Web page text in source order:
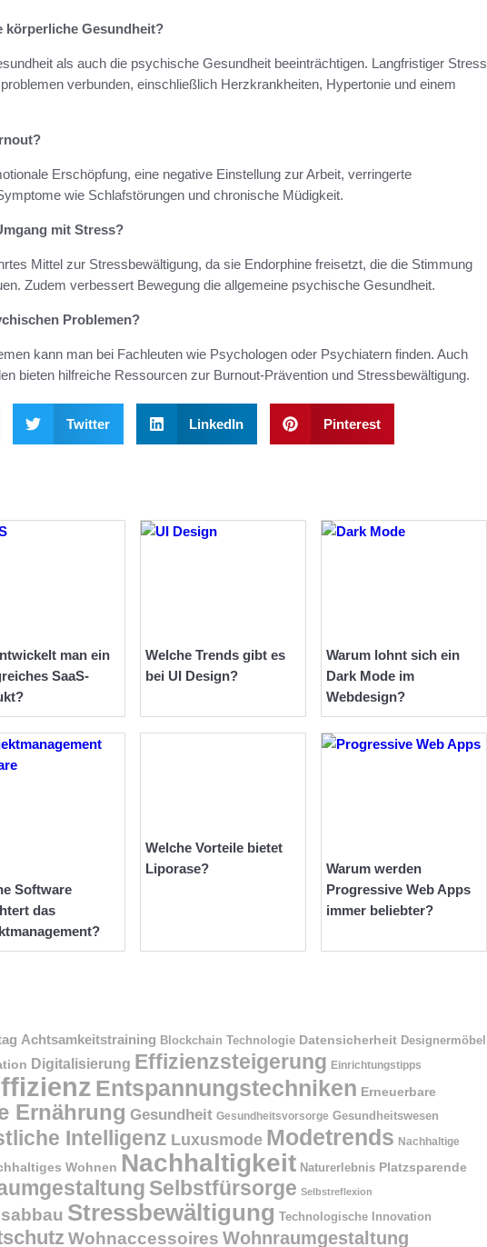
körperliche Gesundheit?
als auch die psychische Gesundheit beeinträchtigen. Langfristiger Stress
verbunden, einschließlich Herzkrankheiten, Hypertonie und einem
Erschöpfung, eine negative Einstellung zur Arbeit, verringerte
wie Schlafstörungen und chronische Müdigkeit.
mit Stress?
Mittel zur Stressbewältigung, da sie Endorphine freisetzt, die die Stimmung
Zudem verbessert Bewegung die allgemeine psychische Gesundheit.
Problemen?
kann man bei Fachleuten wie Psychologen oder Psychiatern finden. Auch
bieten hilfreiche Ressourcen zur Burnout-Prävention und Stressbewältigung.
Twitter LinkedIn Pinterest
man ein
SaaS-
Welche Trends gibt es
bei UI Design?
Warum lohnt sich ein
Dark Mode im
Webdesign?
Software
das
Welche Vorteile bietet
Liporase?
Warum werden
Progressive Web Apps
immer beliebter?
Achtsamkeitstraining Blockchain Technologie Datensicherheit Designermöbel
Digitalisierung Effizienzsteigerung Einrichtungstipps
Entspannungstechniken Erneuerbare
Ernährung Gesundheit Gesundheitsvorsorge Gesundheitswesen
Intelligenz Luxusmode Modetrends Nachhaltige
Wohnen Nachhaltigkeit Naturerlebnis Platzsparende
Selbstfürsorge Selbstreflexion
Stressbewältigung Technologische Innovation
Wohnaccessoires Wohnraumgestaltung